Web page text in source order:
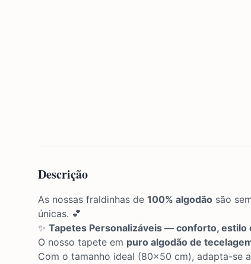
Descrição
As nossas fraldinhas de 100% algodão são
únicas. 💕
✨ Tapetes Personalizáveis — conforto, estilo
O nosso tapete em puro algodão de
Com o tamanho ideal (80x50 cm), adapta-se